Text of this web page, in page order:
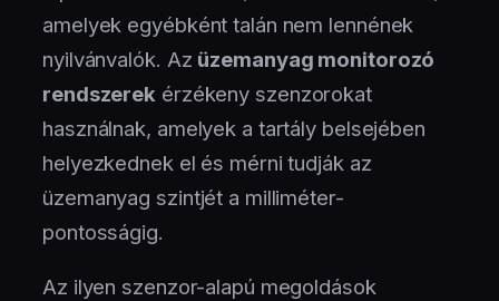
amelyek egyébként talán nem lennének
nyilvánvalók. Az üzemanyag monitorozó
rendszerek érzékeny szenzorokat
használnak, amelyek a tartály belsejében
helyezkednek el és mérni tudják az
üzemanyag szintjét a milliméter-
pontosságig.
Az ilyen szenzor-alapú megoldások